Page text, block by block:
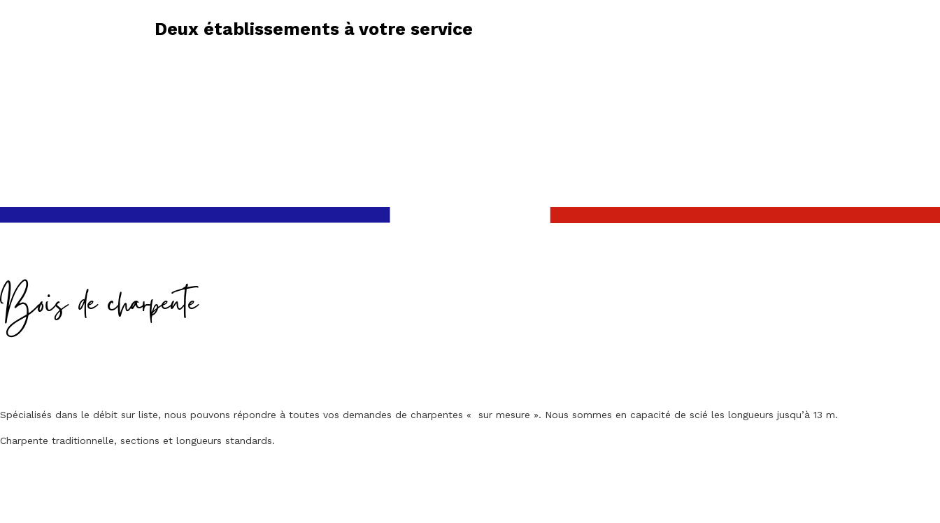
Deux établissements à votre service
Bois de charpente
Spécialisés dans le débit sur liste, nous pouvons répondre à toutes vos demandes de charpentes « sur mesure ». Nous sommes en capacité de scié les longueurs jusqu’à 13 m.
Charpente traditionnelle, sections et longueurs standards.